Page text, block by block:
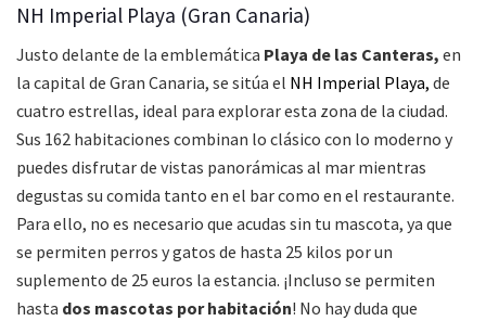
NH Imperial Playa (Gran Canaria)
Justo delante de la emblemática Playa de las Canteras, en
la capital de Gran Canaria, se sitúa el NH Imperial Playa, de
cuatro estrellas, ideal para explorar esta zona de la ciudad.
Sus 162 habitaciones combinan lo clásico con lo moderno y
puedes disfrutar de vistas panorámicas al mar mientras
degustas su comida tanto en el bar como en el restaurante.
Para ello, no es necesario que acudas sin tu mascota, ya que
se permiten perros y gatos de hasta 25 kilos por un
suplemento de 25 euros la estancia. ¡Incluso se permiten
hasta dos mascotas por habitación! No hay duda que